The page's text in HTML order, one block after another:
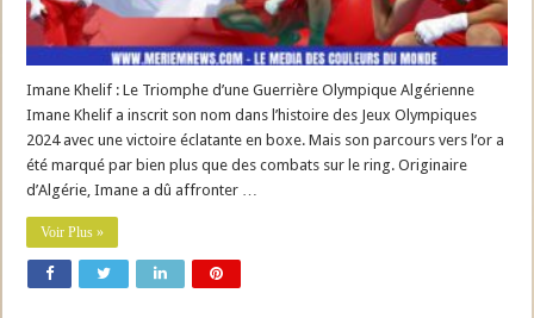
Imane Khelif : Le Triomphe d’une Guerrière Olympique Algérienne
Imane Khelif a inscrit son nom dans l’histoire des Jeux Olympiques
2024 avec une victoire éclatante en boxe. Mais son parcours vers l’or a
été marqué par bien plus que des combats sur le ring. Originaire
d’Algérie, Imane a dû affronter …
Voir Plus »